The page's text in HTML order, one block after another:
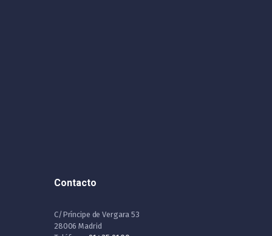
Contacto
C/Príncipe de Vergara 53
28006 Madrid